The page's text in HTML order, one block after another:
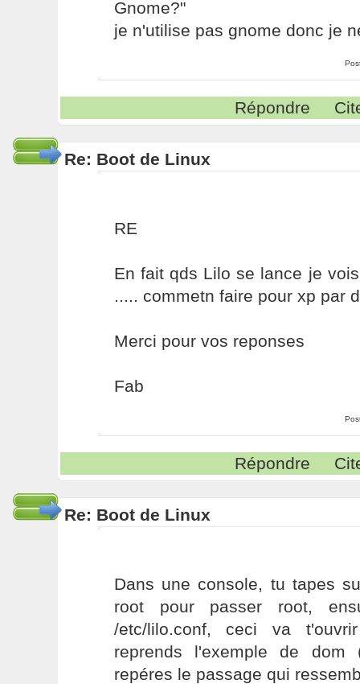
Gnome?"
je n'utilise pas gnome donc je
Répondre
Re: Boot de Linux
RE
En fait qds Lilo se lance je
..... commetn faire pour xp par
Merci pour vos reponses
Fab
Répondre
Re: Boot de Linux
Dans une console, tu tapes
root pour passer root,
/etc/lilo.conf, ceci va
reprends l'exemple de
repéres le passage qui